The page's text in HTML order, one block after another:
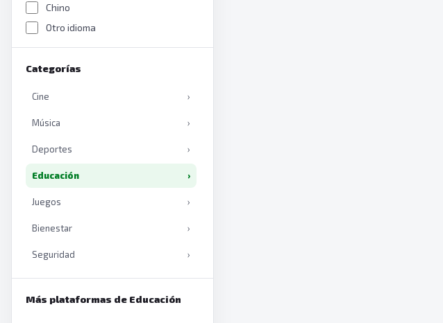
Chino
Otro idioma
Categorías
Cine ›
Música ›
Deportes ›
Educación ›
Juegos ›
Bienestar ›
Seguridad ›
Productividad ›
Inteligencia artificial
Más plataformas de Educación